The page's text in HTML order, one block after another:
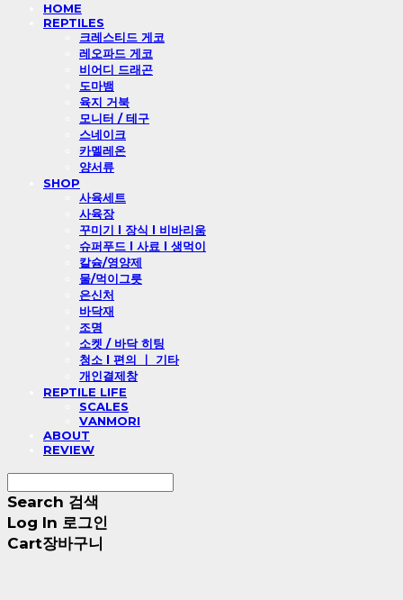
HOME
REPTILES
크레스티드 게코
레오파드 게코
비어디 드래곤
도마뱀
육지 거북
모니터 / 테구
스네이크
카멜레온
양서류
SHOP
사육세트
사육장
꾸미기 l 장식 l 비바리움
슈퍼푸드 l 사료 l 생먹이
칼슘/영양제
물/먹이그릇
은신처
바닥재
조명
소켓 / 바닥 히팅
청소 l 편의 ㅣ 기타
개인결제창
REPTILE LIFE
SCALES
VANMORI
ABOUT
REVIEW
Search 검색
Log In 로그인
Cart장바구니